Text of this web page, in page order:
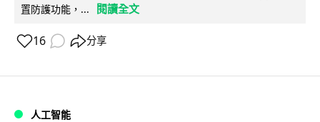
置防護功能，...
閱讀全文
16 分享
人工智能